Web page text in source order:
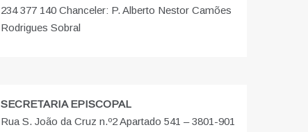
234 377 140 Chanceler: P. Alberto Nestor Camões
Rodrigues Sobral
SECRETARIA EPISCOPAL
Rua S. João da Cruz n.º2 Apartado 541 – 3801-901